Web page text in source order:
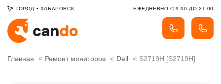
ГОРОД • ХАБАРОВСК ЕЖЕДНЕВНО С 9:00 ДО 21:00
Главная Ремонт мониторов Dell S2719H [S2719H]